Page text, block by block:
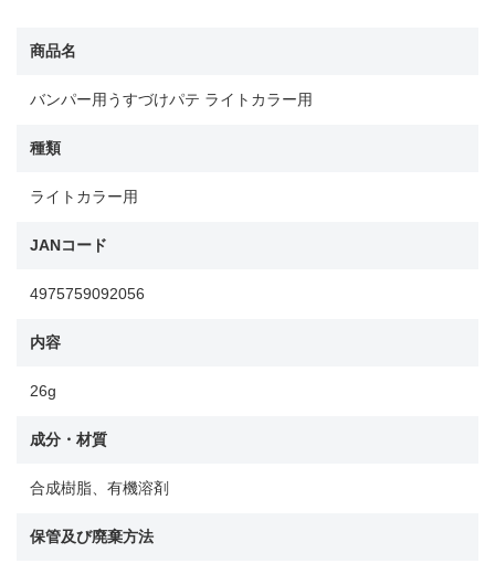
商品名
バンパー用うすづけパテ ライトカラー用
種類
ライトカラー用
JANコード
4975759092056
内容
26g
成分・材質
合成樹脂、有機溶剤
保管及び廃棄方法